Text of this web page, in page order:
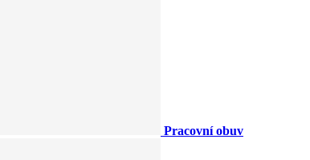
Pracovní obuv